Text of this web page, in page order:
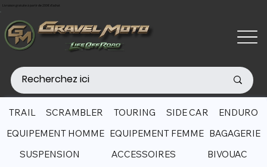
Livraison gratuite à partir de 200€ d'achat
TRAIL SCRAMBLER TOURING SIDE CAR
ENDURO
EQUIPEMENT HOMME EQUIPEMENT FEMME BAGAGERIE
SUSPENSION
ACCESSOIRES
BIVOUAC